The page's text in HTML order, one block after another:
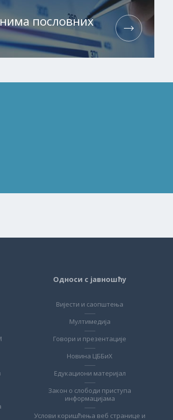
пословних
Односи с јавношћу
Вијести и саопштења
Мултимедија
Говори и презентације
Новина ЦББиХ
Едукациони материјал
Закон о слободи приступа
информацијама
Услови коришћења веб странице и